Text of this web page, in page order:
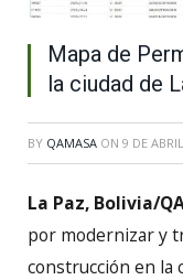
Mapa de
la ciudad de
BY QAMASA ON 9 DE
La Paz, Bolivia/
por modernizar y
construcción en la